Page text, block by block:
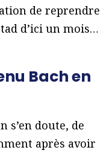
de reprendre
d’ici un mois…
Bach en
s’en doute, de
après avoir